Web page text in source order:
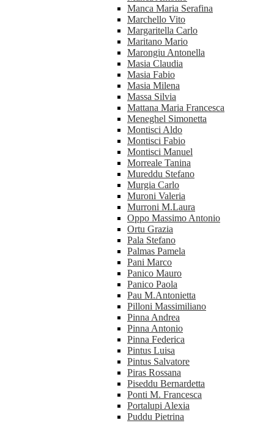
Manca Maria Serafina
Marchello Vito
Margaritella Carlo
Maritano Mario
Marongiu Antonella
Masia Claudia
Masia Fabio
Masia Milena
Massa Silvia
Mattana Maria Francesca
Meneghel Simonetta
Montisci Aldo
Montisci Fabio
Montisci Manuel
Morreale Tanina
Mureddu Stefano
Murgia Carlo
Muroni Valeria
Murroni M.Laura
Oppo Massimo Antonio
Ortu Grazia
Pala Stefano
Palmas Pamela
Pani Marco
Panico Mauro
Panico Paola
Pau M.Antonietta
Pilloni Massimiliano
Pinna Andrea
Pinna Antonio
Pinna Federica
Pintus Luisa
Pintus Salvatore
Piras Rossana
Piseddu Bernardetta
Ponti M. Francesca
Portalupi Alexia
Puddu Pietrina